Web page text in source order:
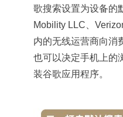
歌搜索设置为设备的
Mobility LLC、
内的无线运营商向消
也可以决定手机上的
装谷歌应用程序。